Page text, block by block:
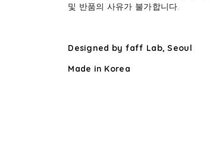
및 반품의 사유가 불가합니다.
Designed by faff Lab, Seoul
Made in Korea